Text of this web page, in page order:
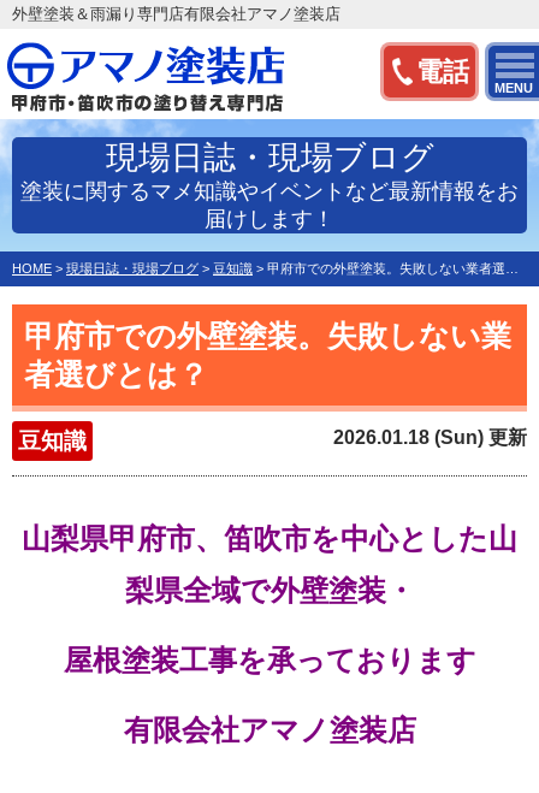
電話
MENU
外壁塗装＆雨漏り専門店有限会社アマノ塗装店
現場日誌・現場ブログ
塗装に関するマメ知識やイベントなど最新情報をお
届けします！
HOME > 現場日誌・現場ブログ > 豆知識 > 甲府市での外壁塗装。失敗しない業者選びとは？
甲府市での外壁塗装。失敗しない業
者選びとは？
豆知識 2026.01.18 (Sun) 更新
山梨県甲府市、笛吹市を中心とした山
梨県全域で外壁塗装・
屋根塗装工事を承っております
有限会社アマノ塗装店